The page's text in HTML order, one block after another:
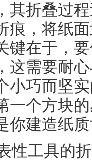
其折叠过
痕，将纸
键在于，
这需要耐
小巧而坚
一个方块
你建造纸
性工具的